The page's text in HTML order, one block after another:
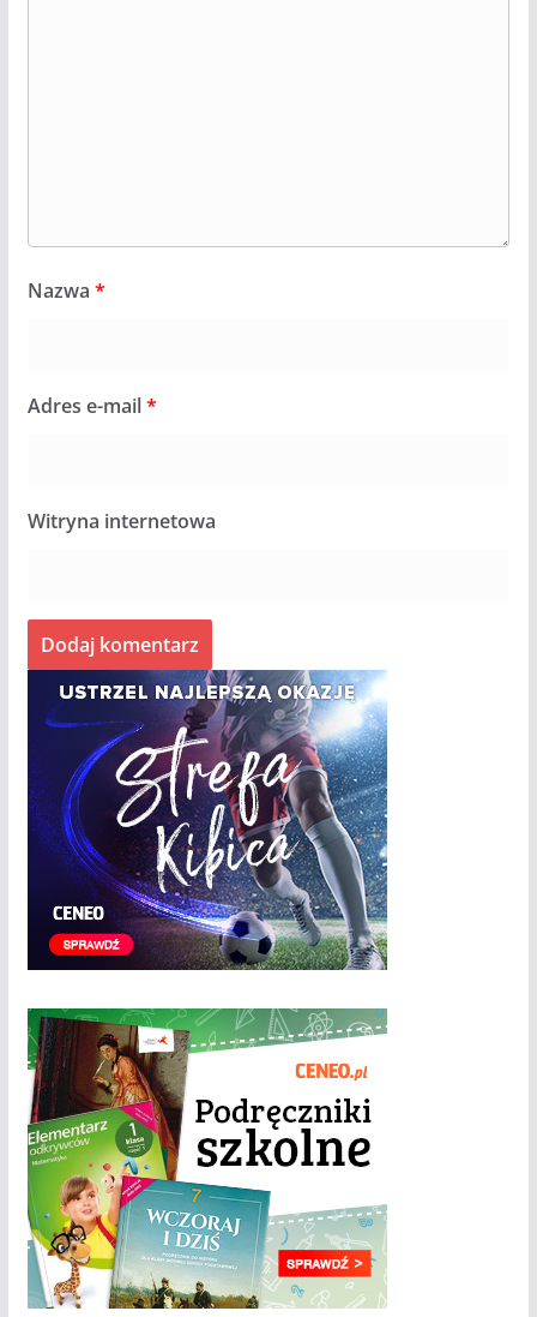
Nazwa *
Adres e-mail*
Witryna internetowa